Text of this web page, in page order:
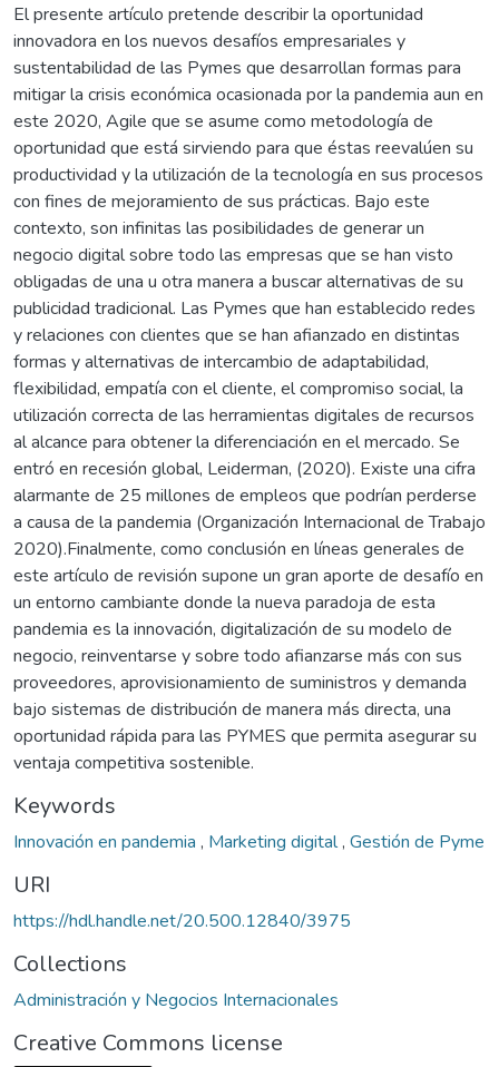
El presente artículo pretende describir la oportunidad
innovadora en los nuevos desafíos empresariales y
sustentabilidad de las Pymes que desarrollan formas para
mitigar la crisis económica ocasionada por la pandemia aun en
este 2020, Agile que se asume como metodología de
oportunidad que está sirviendo para que éstas reevalúen su
productividad y la utilización de la tecnología en sus procesos
con fines de mejoramiento de sus prácticas. Bajo este
contexto, son infinitas las posibilidades de generar un
negocio digital sobre todo las empresas que se han visto
obligadas de una u otra manera a buscar alternativas de su
publicidad tradicional. Las Pymes que han establecido redes
y relaciones con clientes que se han afianzado en distintas
formas y alternativas de intercambio de adaptabilidad,
flexibilidad, empatía con el cliente, el compromiso social, la
utilización correcta de las herramientas digitales de recursos
al alcance para obtener la diferenciación en el mercado. Se
entró en recesión global, Leiderman, (2020). Existe una cifra
alarmante de 25 millones de empleos que podrían perderse
a causa de la pandemia (Organización Internacional de Trabajo
2020).Finalmente, como conclusión en líneas generales de
este artículo de revisión supone un gran aporte de desafío en
un entorno cambiante donde la nueva paradoja de esta
pandemia es la innovación, digitalización de su modelo de
negocio, reinventarse y sobre todo afianzarse más con sus
proveedores, aprovisionamiento de suministros y demanda
bajo sistemas de distribución de manera más directa, una
oportunidad rápida para las PYMES que permita asegurar su
ventaja competitiva sostenible.
Keywords
Innovación en pandemia , Marketing digital, Gestión de Pyme
URI
https://hdl.handle.net/20.500.12840/3975
Collections
Administración y Negocios Internacionales
Creative Commons license